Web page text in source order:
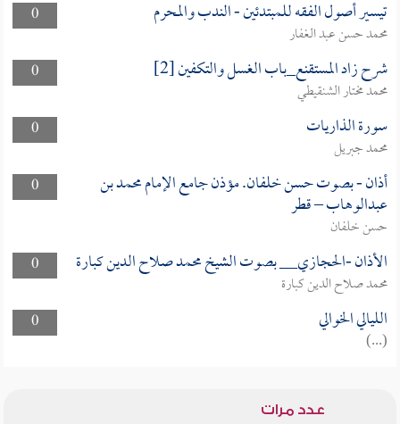
0
تيسير أصول الفقه للمبتدئين - الندب والمحرم
محمد حسن عبد الغفار
0
شرح زاد المستقنع_باب الغسل والتكفين [2]
محمد مختار الشنقيطي
0
سورة الذاريات
محمد جبريل
0
أذان - بصوت حسن خلفان. مؤذن جامع الإمام محمد بن
عبدالوهاب – قطر
حسن خلفان
0
الأذان -الحجازي__ بصوت الشيخ محمد صلاح الدين كبارة
محمد صلاح الدين كبارة
0
الليالي الخوالي
(...)
عدد مرات